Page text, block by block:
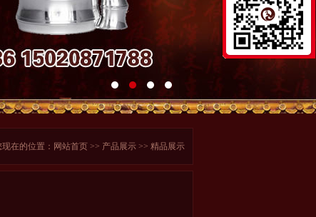
现在的位置： 网站首页 >> 产品展示 >> 精品展示